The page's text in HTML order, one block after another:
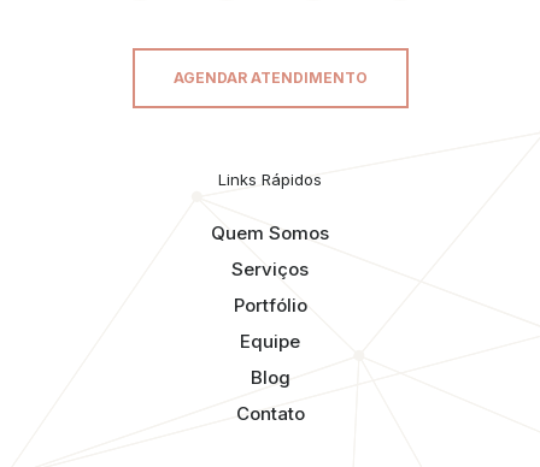
AGENDAR ATENDIMENTO
Links Rápidos
Quem Somos
Serviços
Portfólio
Equipe
Blog
Contato